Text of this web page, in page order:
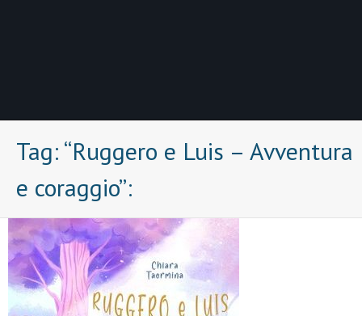
Tag: “Ruggero e Luis – Avventura
e coraggio”: